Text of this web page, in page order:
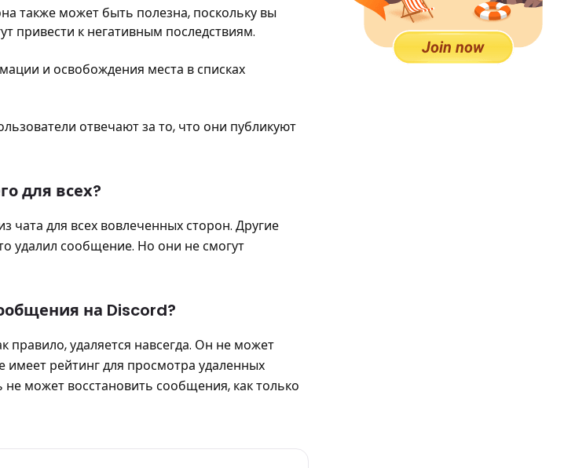
также может быть полезна, поскольку вы
привести к негативным последствиям.
и освобождения места в списках
отвечают за то, что они публикуют
для всех?
чата для всех вовлеченных сторон. Другие
удалил сообщение. Но они не смогут
на Discord?
правило, удаляется навсегда. Он не может
рейтинг для просмотра удаленных
может восстановить сообщения, как только